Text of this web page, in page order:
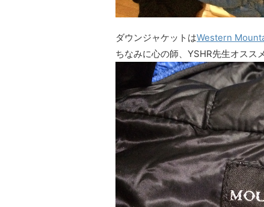
ダウンジャケットはWestern
ちなみに心の師、YSHR先生オスス